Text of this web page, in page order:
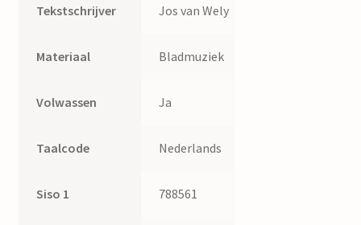
Tekstschrijver Jos van Wely
Materiaal Bladmuziek
Volwassen Ja
Taalcode Nederlands
Siso 1 788561